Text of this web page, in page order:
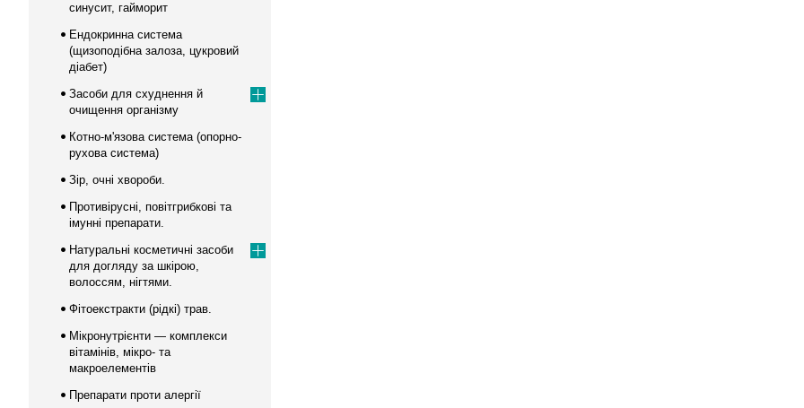
синусит, гайморит
Ендокринна система
(щизоподібна залоза, цукровий
діабет)
Засоби для схуднення й
очищення організму
Котно-м'язова система (опорно-
рухова система)
Зір, очні хвороби.
Противірусні, повітгрибкові та
імунні препарати.
Натуральні косметичні засоби
для догляду за шкірою,
волоссям, нігтями.
Фітоекстракти (рідкі) трав.
Мікронутрієнти — комплекси
вітамінів, мікро- та
макроелементів
Препарати проти алергії